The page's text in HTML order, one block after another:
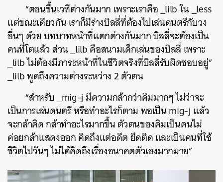
“ตอนขึ้นเวทีต่างกันมาก เพราะเราคือ _lilb ใน _less
แต่ขณะเดียวกัน เราก็มีร่างบิลลี่ที่ต้องไปเล่นดนตรีกับวง
อื่นๆ ด้วย บทบาทหน้าที่แตกต่างกันมาก บิลลี่จะต้องเป็น
คนที่โตแล้ว ส่วน _lilb คือสนามเด็กเล่นของบิลลี่ เพราะ
_lilb ไม่ต้องมีภาระหน้าที่ในชีวิตจริงที่บิลลี่รับผิดชอบอยู่”
_lilb พูดถึงความต่างระหว่าง 2 ตัวตน
“สำหรับ _mig-j มีความกล้ากว่าคิมมากๆ ไม่ว่าจะ
เป็นการเล่นดนตรี หรือทำอะไรก็ตาม พอเป็น mig-j แล้ว
จะกล้าคิด กล้าทำอะไรมากขึ้น ตัวตนของคิมเป็นคนไม่
ค่อยกล้าแสดงออก คิดถึงแต่อดีต ยึดติด และเป็นคนที่ใช้
ชีวิตไปวันๆ ไม่ได้คิดถึงเรื่องอนาคตตัวเองมากมาย”